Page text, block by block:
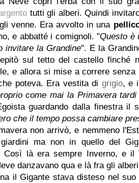
tutti gli alberi. Quindi
venne. Era avvolto in una
e abbatté i comignoli. "Questo è
invitare la Grandine". E la
sul tetto del castello finché
e allora si mise a correre
poteva. Era vestita di grigio, e
come mai la Primavera
guardando dalla finestra il
che il tempo possa cambiare
non arrivò, e nemmeno
ma non in quello del
Così là era sempre Inverno, e
danzavano qua e là fra gli
il Gigante stava disteso nel